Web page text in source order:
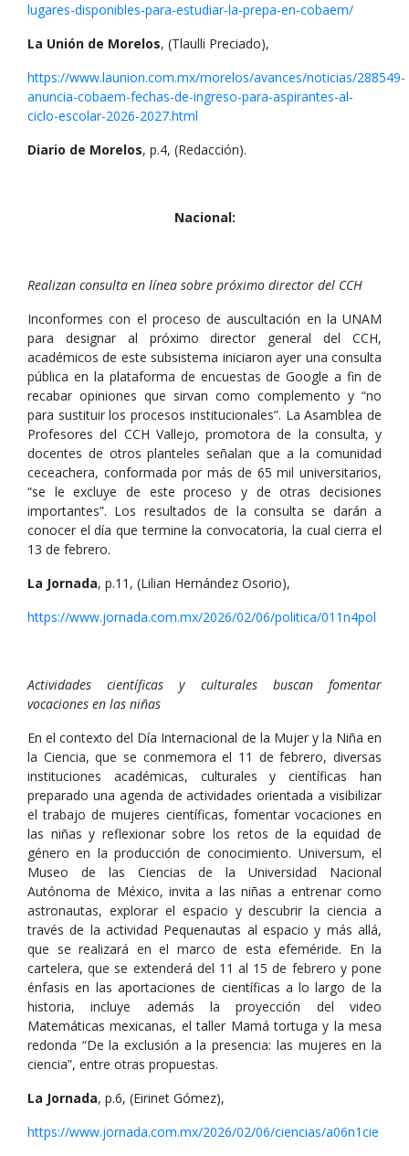
lugares-disponibles-para-estudiar-la-prepa-en-cobaem/
La Unión de Morelos, (Tlaulli Preciado),
https://www.launion.com.mx/morelos/avances/noticias/288549-
anuncia-cobaem-fechas-de-ingreso-para-aspirantes-al-
ciclo-escolar-2026-2027.html
Diario de Morelos, p.4, (Redacción).
Nacional:
Realizan consulta en línea sobre próximo director del CCH
Inconformes con el proceso de auscultación en la UNAM
para designar al próximo director general del CCH,
académicos de este subsistema iniciaron ayer una consulta
pública en la plataforma de encuestas de Google a fin de
recabar opiniones que sirvan como complemento y “no
para sustituir los procesos institucionales”. La Asamblea de
Profesores del CCH Vallejo, promotora de la consulta, y
docentes de otros planteles señalan que a la comunidad
ceceachera, conformada por más de 65 mil universitarios,
“se le excluye de este proceso y de otras decisiones
importantes”. Los resultados de la consulta se darán a
conocer el día que termine la convocatoria, la cual cierra el
13 de febrero.
La Jornada, p.11, (Lilian Hernández Osorio),
https://www.jornada.com.mx/2026/02/06/politica/011n4pol
Actividades científicas y culturales buscan fomentar
vocaciones en las niñas
En el contexto del Día Internacional de la Mujer y la Niña en
la Ciencia, que se conmemora el 11 de febrero, diversas
instituciones académicas, culturales y científicas han
preparado una agenda de actividades orientada a visibilizar
el trabajo de mujeres científicas, fomentar vocaciones en
las niñas y reflexionar sobre los retos de la equidad de
género en la producción de conocimiento. Universum, el
Museo de las Ciencias de la Universidad Nacional
Autónoma de México, invita a las niñas a entrenar como
astronautas, explorar el espacio y descubrir la ciencia a
través de la actividad Pequenautas al espacio y más allá,
que se realizará en el marco de esta efeméride. En la
cartelera, que se extenderá del 11 al 15 de febrero y pone
énfasis en las aportaciones de científicas a lo largo de la
historia, incluye además la proyección del video
Matemáticas mexicanas, el taller Mamá tortuga y la mesa
redonda “De la exclusión a la presencia: las mujeres en la
ciencia”, entre otras propuestas.
La Jornada, p.6, (Eirinet Gómez),
https://www.jornada.com.mx/2026/02/06/ciencias/a06n1cie